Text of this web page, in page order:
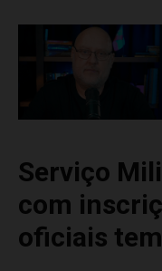
Serviço
com
oficiais